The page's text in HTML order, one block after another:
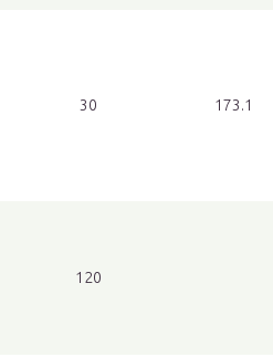
30 173.1
120